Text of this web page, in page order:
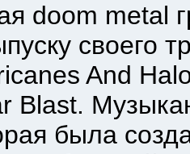
metal
своего
And
Blast.
была